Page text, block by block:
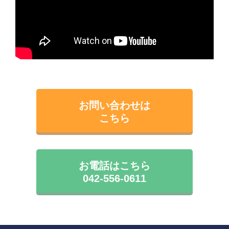
お問い合わせは
こちら
お電話はこちら
042-556-0611